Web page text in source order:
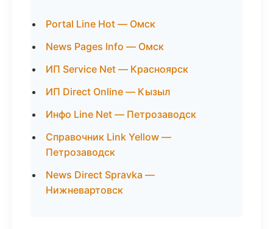
Portal Line Hot — Омск
News Pages Info — Омск
ИП Service Net — Красноярск
ИП Direct Online — Кызыл
Инфо Line Net — Петрозаводск
Справочник Link Yellow —
Петрозаводск
News Direct Spravka —
Нижневартовск